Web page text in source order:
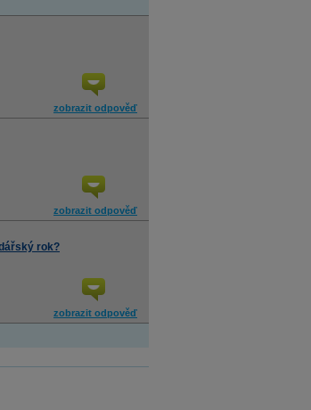
zobrazit odpověď
zobrazit odpověď
rok?
zobrazit odpověď